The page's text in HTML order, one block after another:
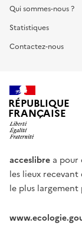
Qui sommes-nous ?
Statistiques
Contactez-nous
RÉPUBLIQUE
FRANÇAISE
acceslibre a pour
les lieux
le plus largement